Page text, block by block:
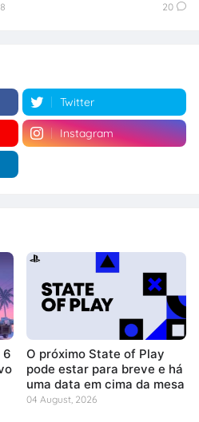
20
Twitter
Instagram
6
O próximo State of Play
pode estar para breve e há
uma data em cima da mesa
04 August, 2026